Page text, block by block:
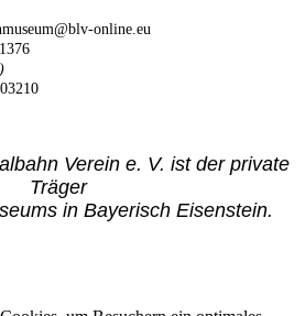
online.eu
Verein e. V. ist der private
Träger
in Bayerisch Eisenstein.